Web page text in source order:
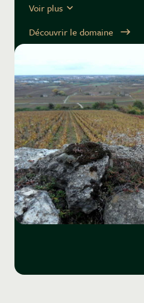
trame poivre blanc et cédrat.
grandiose et persistante. Les
sont uniques. Uniques par
leur équilibre sur le fil.
qu'ils suscitent auprès des
entier.
Voir plus
Découvrir le domaine